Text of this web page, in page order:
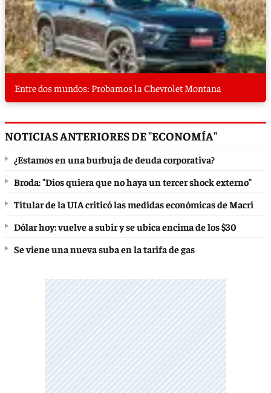
Entre dos mundos: Probamos la Chevrolet Montana
NOTICIAS ANTERIORES DE "ECONOMÍA"
¿Estamos en una burbuja de deuda corporativa?
Broda: "Dios quiera que no haya un tercer shock externo"
Titular de la UIA criticó las medidas económicas de Macri
Dólar hoy: vuelve a subir y se ubica encima de los $30
Se viene una nueva suba en la tarifa de gas